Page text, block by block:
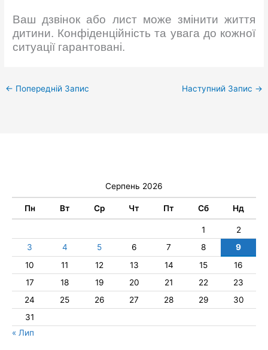
​Ваш дзвінок або лист може змінити життя
дитини. Конфіденційність та увага до кожної
ситуації гарантовані.
← Попередній Запис Наступний Запис →
Серпень 2026
Пн Вт Ср Чт Пт Сб Нд
1
2
3
4 5 6 7 8
9
10
11 12 13 14 15
16
17
18 19 20 21 22
23
24
25 26 27 28 29
30
31
« Лип